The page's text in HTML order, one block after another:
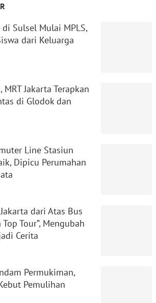
Sulsel Mulai MPLS,
dari Keluarga
Jakarta Terapkan
di Glodok dan
Line Stasiun
Dipicu Perumahan
dari Atas Bus
Tour”, Mengubah
Cerita
Permukiman,
Pemulihan